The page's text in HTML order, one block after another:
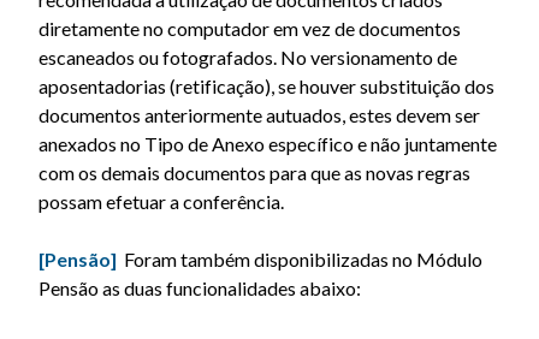
diretamente no computador em vez de documentos
escaneados ou fotografados. No versionamento de
aposentadorias (retificação), se houver substituição dos
documentos anteriormente autuados, estes devem ser
anexados no Tipo de Anexo específico e não juntamente
com os demais documentos para que as novas regras
possam efetuar a conferência.
[Pensão] Foram também disponibilizadas no Módulo
Pensão as duas funcionalidades abaixo: